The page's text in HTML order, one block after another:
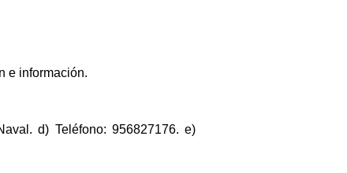
e información.
d) Teléfono: 956827176. e)